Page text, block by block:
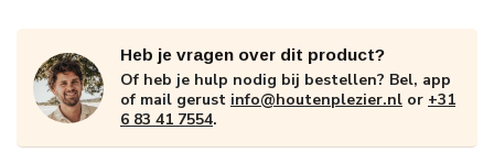
Heb je vragen over dit product?
Of heb je hulp nodig bij bestellen? Bel, app
of mail gerust info@houtenplezier.nl or +31
6 83 41 7554.